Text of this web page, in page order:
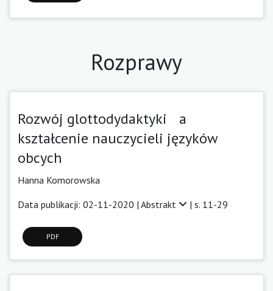
Rozprawy
Rozwój glottodydaktyki a
kształcenie nauczycieli języków
obcych
Hanna Komorowska
Data publikacji: 02-11-2020 | Abstrakt | s. 11-29
PDF